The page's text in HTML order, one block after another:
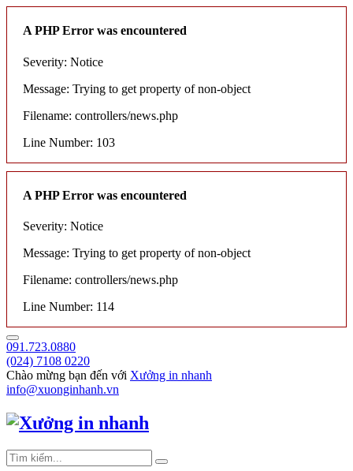
A PHP Error was encountered
Severity: Notice
Message: Trying to get property of non-object
Filename: controllers/news.php
Line Number: 103
A PHP Error was encountered
Severity: Notice
Message: Trying to get property of non-object
Filename: controllers/news.php
Line Number: 114
091.723.0880
(024) 7108 0220
Chào mừng bạn đến với Xưởng in nhanh
info@xuonginhanh.vn